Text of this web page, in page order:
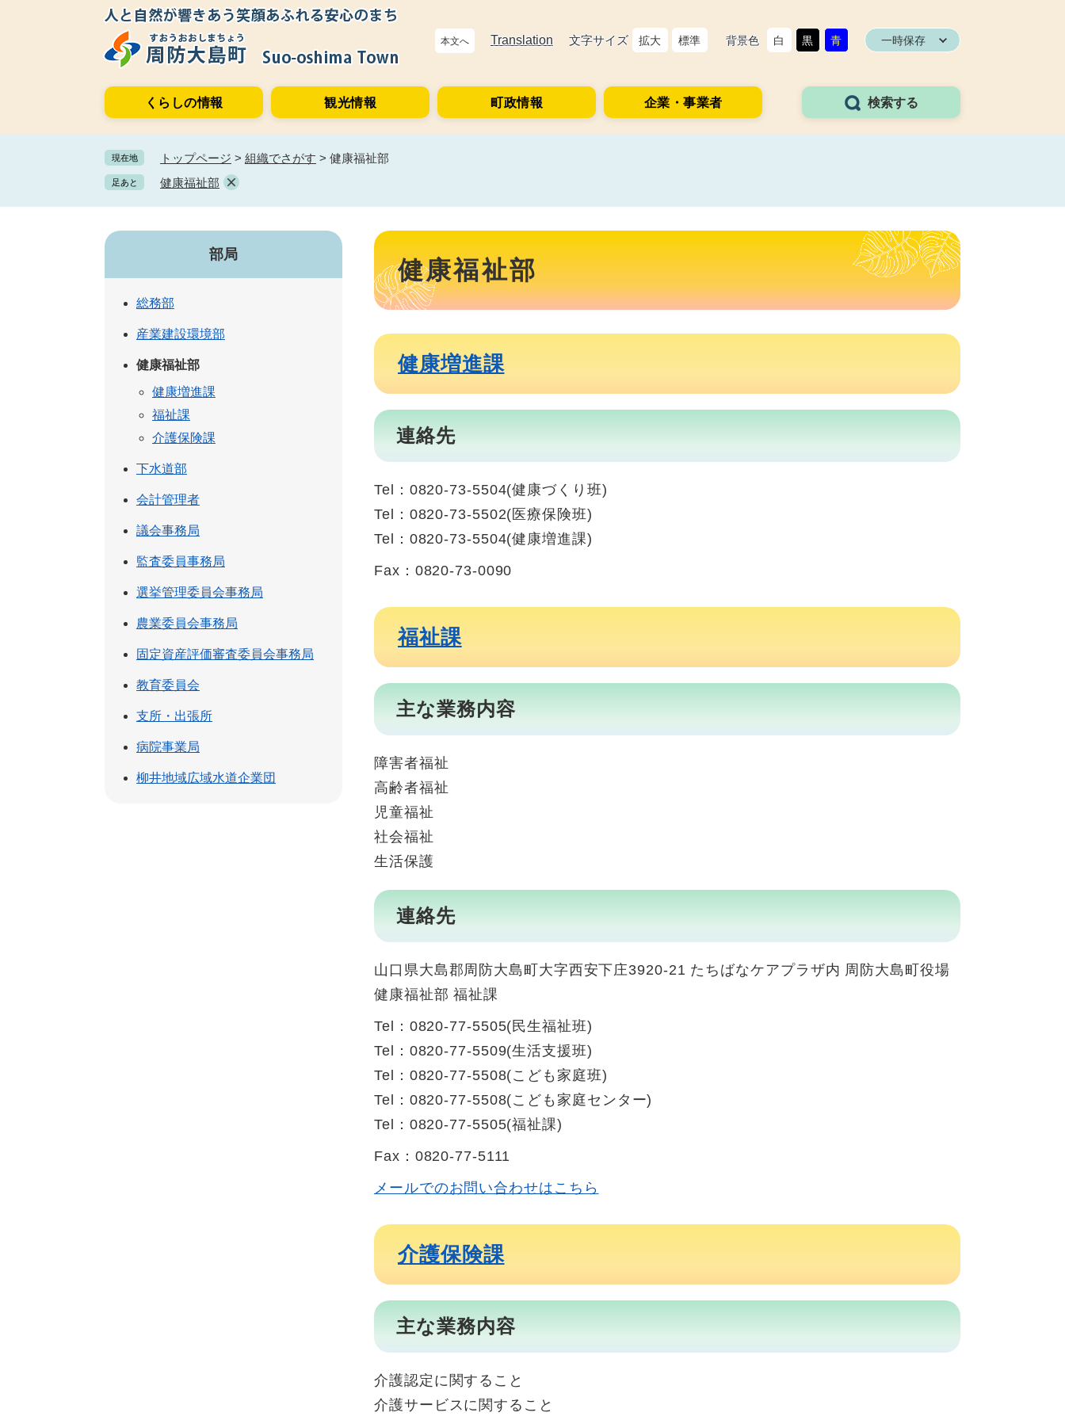
本文へ Translation 文字サイズ 拡大 標準 背景色 白 黒 青 一時保存
くらしの情報 観光情報 町政情報 企業・事業者 検索する
現在地 トップページ > 組織でさがす > 健康福祉部
足あと 健康福祉部
本
健康福祉部
健康増進課
連絡先
Tel：0820-73-5504 健康づくり班
Tel：0820-73-5502 医療保険班
Tel：0820-73-5504 健康増進課
Fax：0820-73-0090
福祉課
主な業務内容
障害者福祉
高齢者福祉
児童福祉
社会福祉
生活保護
連絡先
山口県大島郡周防大島町大字西安下庄3920-21 たちばなケアプラザ内 周防大島町役場
健康福祉部 福祉課
Tel：0820-77-5505 民生福祉班
Tel：0820-77-5509 生活支援班
Tel：0820-77-5508 こども家庭班
Tel：0820-77-5508 こども家庭センター
Tel：0820-77-5505 福祉課
Fax：0820-77-5111
メールでのお問い合わせはこちら
介護保険課
主な業務内容
介護認定に関すること
介護サービスに関すること
部局
総務部
産業建設環境部
健康福祉部
健康増進課
福祉課
介護保険課
下水道部
会計管理者
議会事務局
監査委員事務局
選挙管理委員会事務局
農業委員会事務局
固定資産評価審査委員会事務局
教育委員会
支所・出張所
病院事業局
柳井地域広域水道企業団